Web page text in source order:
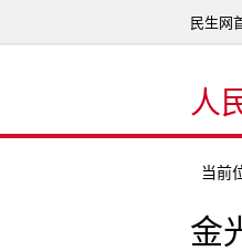
民生网
人
当前
金